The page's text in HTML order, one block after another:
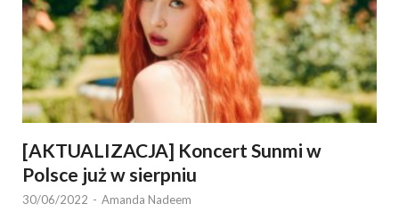
[AKTUALIZACJA] Koncert Sunmi w
Polsce już w sierpniu
30/06/2022 - Amanda Nadeem